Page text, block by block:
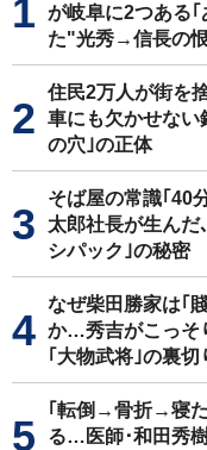
が岐阜に2つある｢
た"光秀→信長の
住民2万人が街を
車にも欠かせない
の穴｣の正体
そば屋の常識｢40
太郎社長が生んだ
シパック｣の秘密
なぜ柴田勝家は｢
か…秀吉がこっそ
｢大物武将｣の裏切
｢転倒→骨折→寝
る…医師･和田秀